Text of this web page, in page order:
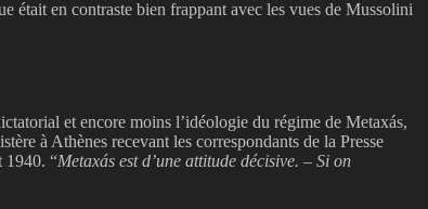
était en contraste bien frappant avec les vues de Mussolini
et encore moins l’idéologie du régime de Metaxás,
à Athènes recevant les correspondants de la Presse
1940. “Metaxás est d’une attitude décisive. – Si on